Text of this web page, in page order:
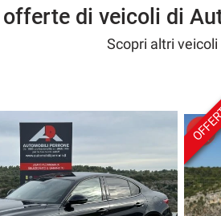
di veicoli di
Scopri altri